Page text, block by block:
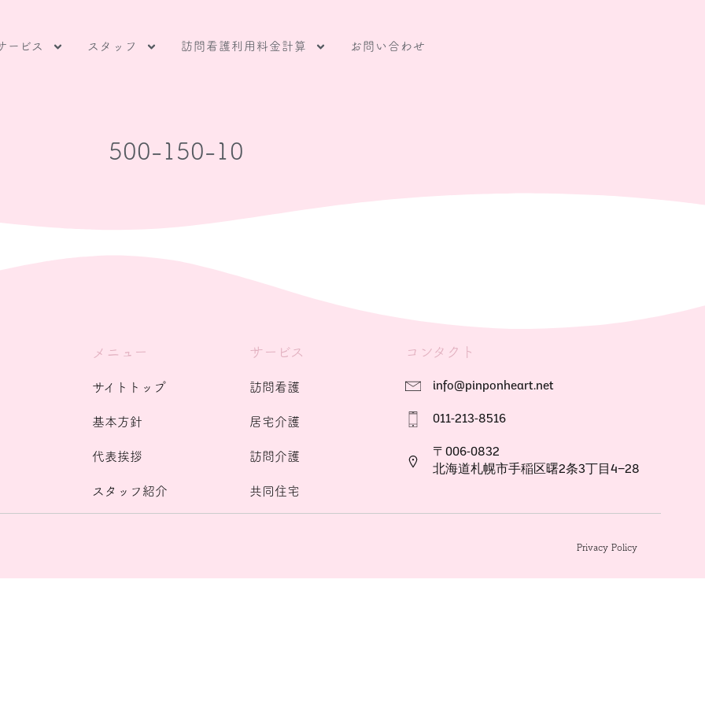
ービス スタッフ 訪問看護利用料金計算 お問い合わせ
500-150-10
メニュー
サイトトップ
基本方針
代表挨拶
スタッフ紹介
サービス
訪問看護
居宅介護
訪問介護
共同住宅
コンタクト
info@pinponheart.net
011-213-8516
〒006-0832
北海道札幌市手稲区曙2条3丁目4−28
Privacy Policy